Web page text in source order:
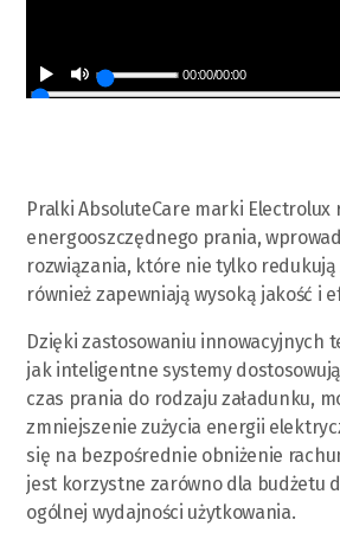
00:00/00:00
Pralki AbsoluteCare marki
energooszczędnego prania,
rozwiązania, które nie tylko redukują
również zapewniają wysoką jakość i
Dzięki zastosowaniu innowacyjnych
jak inteligentne systemy
czas prania do rodzaju załadunku,
zmniejszenie zużycia energii
się na bezpośrednie obniżenie
jest korzystne zarówno dla budżetu
ogólnej wydajności użytkowania.